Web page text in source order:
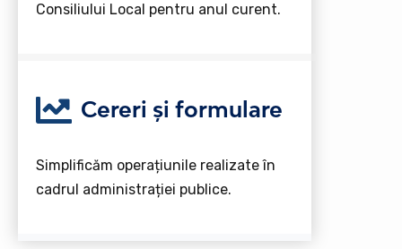
Consiliului Local pentru anul curent.
Cereri și formulare
Simplificăm operațiunile realizate în
cadrul administrației publice.